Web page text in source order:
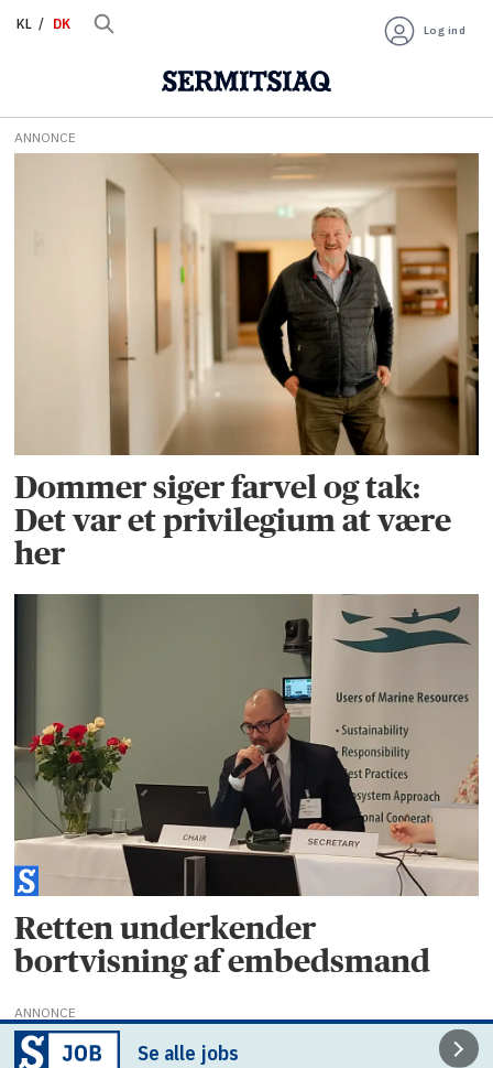
KL DK Log ind
Tag:
retten
grønland
ANNONCE
Dommer siger farvel og tak:
Det var et privilegium at være
her
Retten underkender
bortvisning af embedsmand
ANNONCE
Se alle jobs